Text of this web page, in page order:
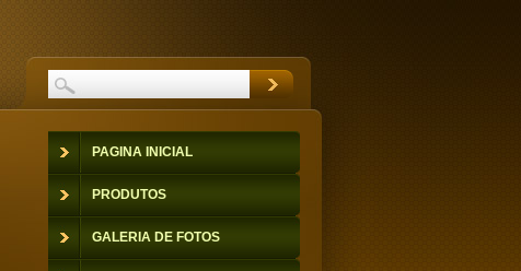
PAGINA INICIAL
PRODUTOS
GALERIA DE FOTOS